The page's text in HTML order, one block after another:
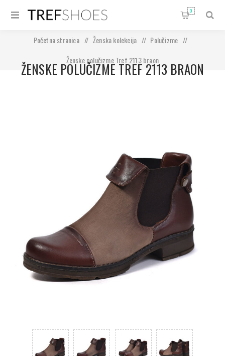
0
Početna stranica / Ženska kolekcija / Polučizme
/
Ženske polučizme Tref 2113 braon
ŽENSKE POLUČIZME TREF 2113 BRAON